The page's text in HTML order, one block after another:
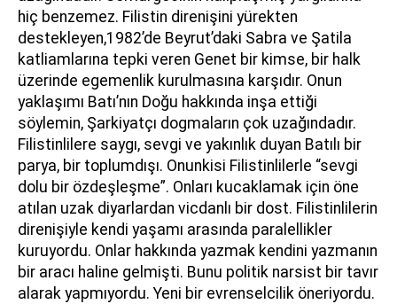
hiç benzemez. Filistin direnişini yürekten
destekleyen,1982’de Beyrut’daki Sabra ve Şatila
katliamlarına tepki veren Genet bir kimse, bir halk
üzerinde egemenlik kurulmasına karşıdır. Onun
yaklaşımı Batı’nın Doğu hakkında inşa ettiği
söylemin, Şarkiyatçı dogmaların çok uzağındadır.
Filistinlilere saygı, sevgi ve yakınlık duyan Batılı bir
parya, bir toplumdışı. Onunkisi Filistinlilerle “sevgi
dolu bir özdeşleşme”. Onları kucaklamak için öne
atılan uzak diyarlardan vicdanlı bir dost. Filistinlilerin
direnişiyle kendi yaşamı arasında paralellikler
kuruyordu. Onlar hakkında yazmak kendini yazmanın
bir aracı haline gelmişti. Bunu politik narsist bir tavır
alarak yapmıyordu. Yeni bir evrenselcilik öneriyordu.